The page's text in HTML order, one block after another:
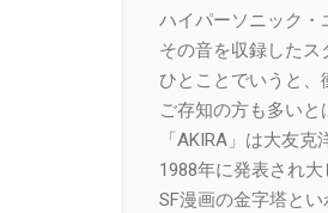
ハイパーソニック・
その音を収録したス
ひとことでいうと、
ご存知の方も多いと
「AKIRA」は大友
1988年に発表され
SF漫画の金字塔とい